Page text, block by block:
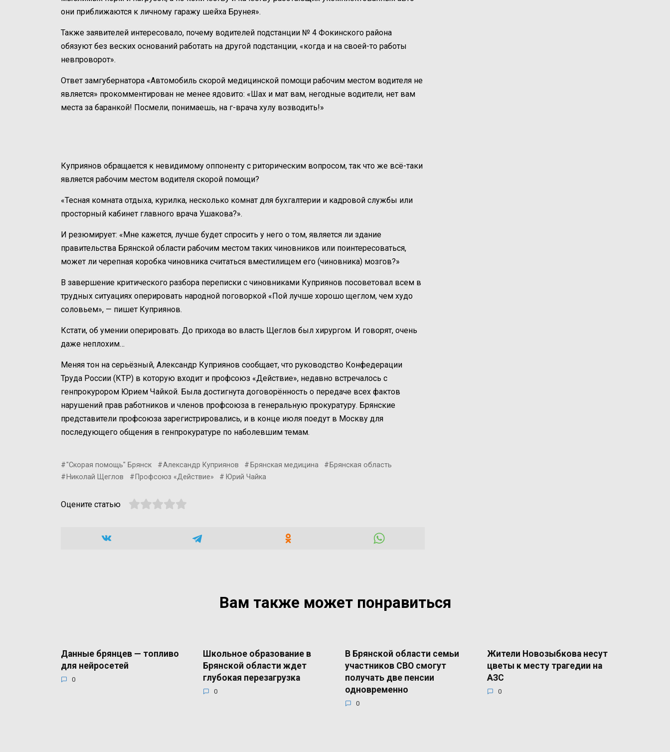
они приближаются к личному гаражу шейха Брунея».
Также заявителей интересовало, почему водителей подстанции № 4 Фокинского района
обязуют без веских оснований работать на другой подстанции, «когда и на своей-то работы
невпроворот».
Ответ замгубернатора «Автомобиль скорой медицинской помощи рабочим местом водителя не
является» прокомментирован не менее ядовито: «Шах и мат вам, негодные водители, нет вам
места за баранкой! Посмели, понимаешь, на г-врача хулу возводить!»
Куприянов обращается к невидимому оппоненту с риторическим вопросом, так что же всё-таки
является рабочим местом водителя скорой помощи?
«Тесная комната отдыха, курилка, несколько комнат для бухгалтерии и кадровой службы или
просторный кабинет главного врача Ушакова?».
И резюмирует: «Мне кажется, лучше будет спросить у него о том, является ли здание
правительства Брянской области рабочим местом таких чиновников или поинтересоваться,
может ли черепная коробка чиновника считаться вместилищем его (чиновника) мозгов?»
В завершение критического разбора переписки с чиновниками Куприянов посоветовал всем в
трудных ситуациях оперировать народной поговоркой «Пой лучше хорошо щеглом, чем худо
соловьем», — пишет Куприянов.
Кстати, об умении оперировать. До прихода во власть Щеглов был хирургом. И говорят, очень
даже неплохим…
Меняя тон на серьёзный, Александр Куприянов сообщает, что руководство Конфедерации
Труда России (КТР) в которую входит и профсоюз «Действие», недавно встречалось с
генпрокурором Юрием Чайкой. Была достигнута договорённость о передаче всех фактов
нарушений прав работников и членов профсоюза в генеральную прокуратуру. Брянские
представители профсоюза зарегистрировались, и в конце июля поедут в Москву для
последующего общения в генпрокуратуре по наболевшим темам.
"Скорая помощь" Брянск Александр Куприянов Брянская медицина
Брянская область
Николай Щеглов
Профсоюз «Действие» Юрий Чайка
Оцените статью
Вам также может понравиться
Данные брянцев — топливо
для нейросетей
0
Школьное образование в
Брянской области ждет
глубокая перезагрузка
0
В Брянской области семьи
участников СВО смогут
получать две пенсии
одновременно
0
Жители Новозыбкова несут
цветы к месту трагедии на
АЗС
0